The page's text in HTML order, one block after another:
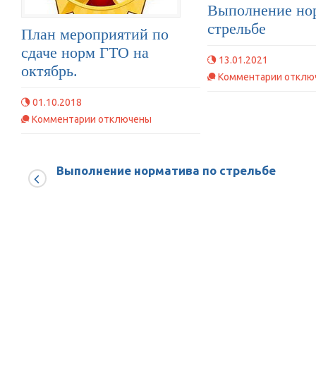
План мероприятий по
сдаче норм ГТО на
октябрь.
01.10.2018
Комментарии к
мероприятий
отключены
Выполнение
стрельбе
13.01.2021
Комментарии к
Выполнение норматива по стрельбе